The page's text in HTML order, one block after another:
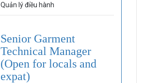
Quản lý điều hành
Senior Garment
Technical Manager
(Open for locals and
expat)